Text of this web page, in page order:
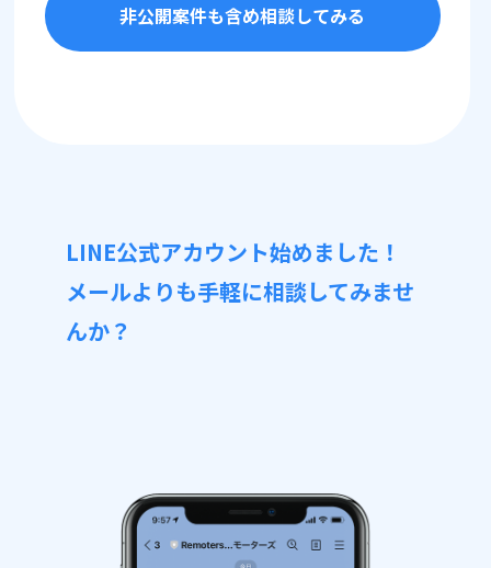
非公開案件も含め相談してみる
LINE公式アカウント始めました！
メールよりも手軽に相談してみませ
んか？